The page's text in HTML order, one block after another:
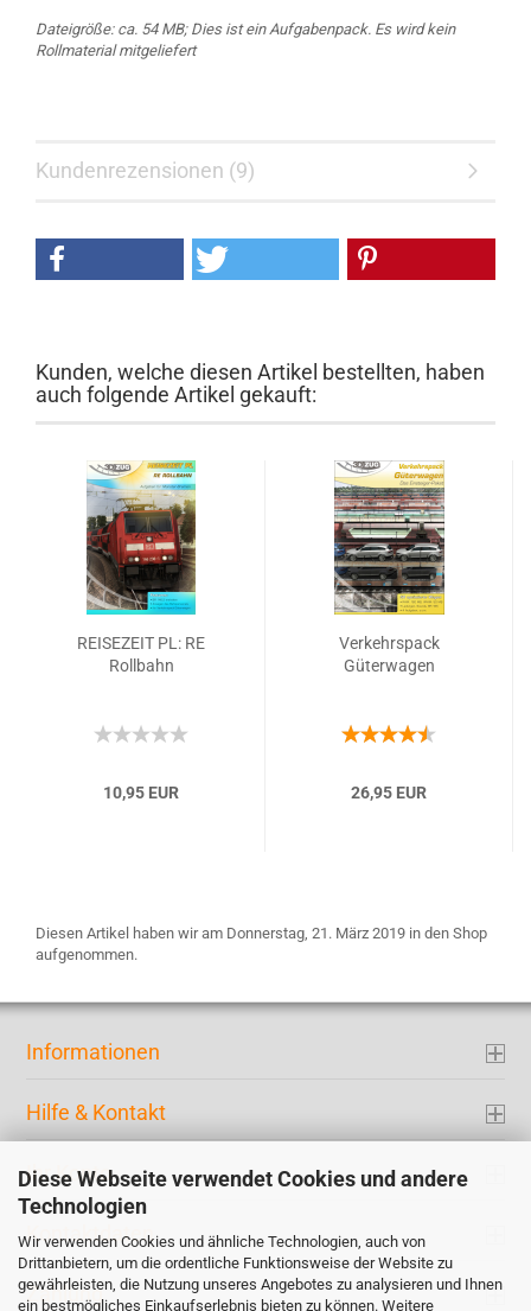
Diese Webseite verwendet Cookies und andere
Technologien
Wir verwenden Cookies und ähnliche Technologien, auch von
Drittanbietern, um die ordentliche Funktionsweise der Website zu
gewährleisten, die Nutzung unseres Angebotes zu analysieren und Ihnen
ein bestmögliches Einkaufserlebnis bieten zu können. Weitere
Dateigröße: ca. 54 MB; Dies ist ein Aufgabenpack. Es wird kein
Rollmaterial mitgeliefert
Kundenrezensionen (9)
Kunden, welche diesen Artikel bestellten, haben
auch folgende Artikel gekauft:
REISEZEIT PL: RE
Rollbahn
10,95 EUR
Verkehrspack
Güterwagen
26,95 EUR
Diesen Artikel haben wir am Donnerstag, 21. März 2019 in den Shop
aufgenommen.
Informationen
Hilfe & Kontakt
Ihr Konto
Kontaktdaten
Zahlung